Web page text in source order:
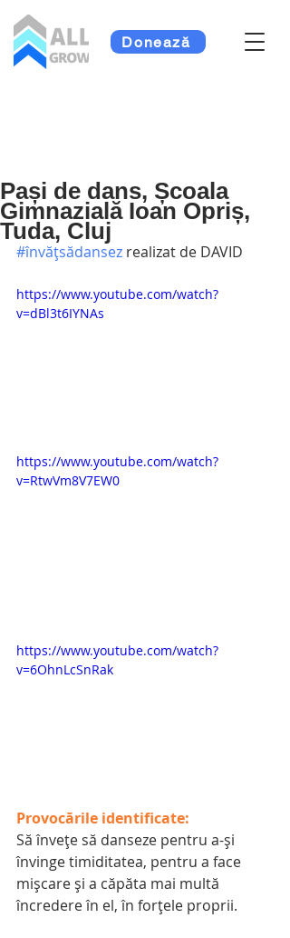
Donează
Pași de dans, Școala
Gimnazială Ioan Opriș,
Tuda, Cluj
#învățsădansez realizat de DAVID
https://www.youtube.com/watch?
v=dBl3t6IYNAs
https://www.youtube.com/watch?
v=RtwVm8V7EW0
https://www.youtube.com/watch?
v=6OhnLcSnRak
Provocările identificate:
Să învețe să danseze pentru a-și
învinge timiditatea, pentru a face
mișcare și a căpăta mai multă
încredere în el, în forțele proprii.